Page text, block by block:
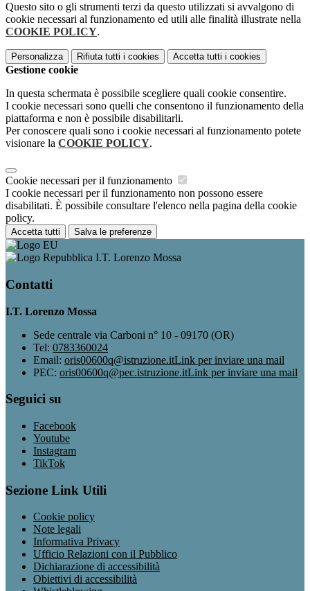
Questo sito o gli strumenti terzi da questo utilizzati si avvalgono di
cookie necessari al funzionamento ed utili alle finalità illustrate nella
COOKIE POLICY.
Personalizza Rifiuta tutti i cookies Accetta tutti i cookies
Gestione cookie
In questa schermata è possibile scegliere quali cookie consentire.
I cookie necessari sono quelli che consentono il funzionamento della
piattaforma e non è possibile disabilitarli.
Per conoscere quali sono i cookie necessari al funzionamento potete
visionare la COOKIE POLICY.
Cookie necessari per il funzionamento
I cookie necessari per il funzionamento non possono essere
disabilitati. È possibile consultare l'elenco nella pagina della cookie
policy.
Accetta tutti Salva le preferenze
I.T. Lorenzo Mossa
Contatti
I.T. Lorenzo Mossa
Sede centrale via Carboni n° 10 - 09170 (OR)
Tel: 0783360024
Email: oris00600q@istruzione.itLink per inviare una mail
PEC: oris00600q@pec.istruzione.itLink per inviare una mail
Seguici su
Facebook
Youtube
Instagram
TikTok
Sezione Link Utili
Cookie policy
Note legali
Informativa Privacy
Ufficio Relazioni con il Pubblico
Dichiarazione di accessibilità
Obiettivi di accessibilità